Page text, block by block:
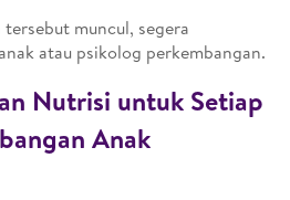
muncul, segera
atau psikolog perkembangan.
Nutrisi untuk Setiap
Anak